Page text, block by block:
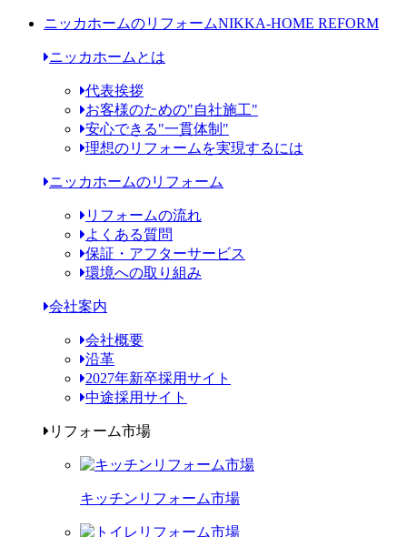
ニッカホームのリフォームNIKKA-HOME REFORM
ニッカホームとは
代表挨拶
お客様のための"自社施工"
安心できる"一貫体制"
理想のリフォームを実現するには
ニッカホームのリフォーム
リフォームの流れ
よくある質問
保証・アフターサービス
環境への取り組み
会社案内
会社概要
沿革
2027年新卒採用サイト
中途採用サイト
リフォーム市場
キッチンリフォーム市場